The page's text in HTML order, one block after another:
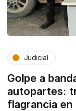
Judicial
Golpe a
autopartes:
flagrancia en